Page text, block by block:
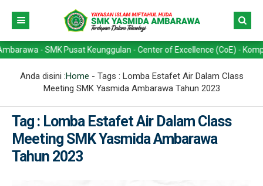
- SMK Pusat Keunggulan - Center of Excellence (CoE) -
Anda disini :Home - Tags : Lomba Estafet Air Dalam Class
Meeting SMK Yasmida Ambarawa Tahun 2023
Tag : Lomba Estafet Air Dalam Class
Meeting SMK Yasmida Ambarawa
Tahun 2023